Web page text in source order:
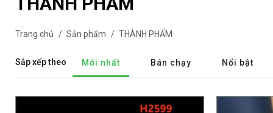
Trang chủ / Sản phẩm / THÀNH PHẨM
Sắp xếp theo Mới nhất Bán chạy Nổi bật